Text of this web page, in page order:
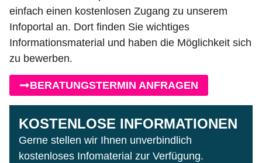
einfach einen kostenlosen Zugang zu unserem
Infoportal an. Dort finden Sie wichtiges
Informationsmaterial und haben die Möglichkeit sich
zu bewerben.
BERATUNGSTERMIN ANFRAGEN
KOSTENLOSE INFORMATIONEN
Gerne stellen wir Ihnen unverbindlich
kostenloses Infomaterial zur Verfügung.